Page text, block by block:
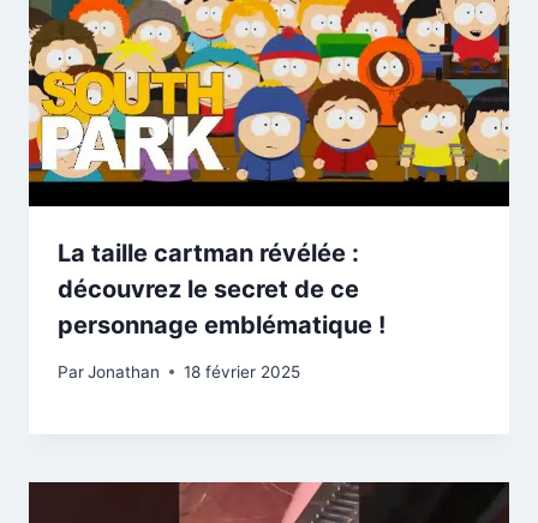
La taille cartman révélée :
découvrez le secret de ce
personnage emblématique !
ParJonathan 18 février 2025